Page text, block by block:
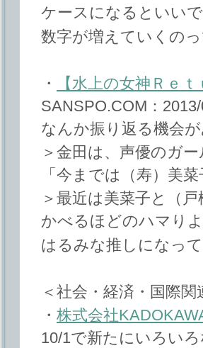
ケースになるといいで
数字が増えていくの
・
【水上の女神Ｒｅ
SANSPO.COM：2013/
なんか振り返る機会
＞金田は、声優のガ
「今までは（寿）美
＞最近は美菜子と（
かべるほどのハマりよ
はるみな推しになっ
＜社会・経済・国際関
・ 株式会社
10/1で新たにいろい